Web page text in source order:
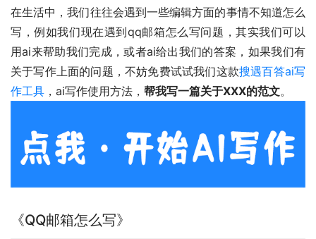
在生活中，我们往往会遇到一些编辑方面的事情不知道怎么
写，例如我们现在遇到qq邮箱怎么写问题，其实我们可以
用ai来帮助我们完成，或者ai给出我们的答案，如果我们有
关于写作上面的问题，不妨免费试试我们这款搜遇百答ai写
作工具 ，ai写作使用方法， 帮我写一篇关于XXX的范文。
《QQ邮箱怎么写》